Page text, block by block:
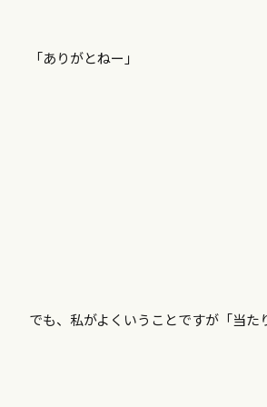
「ありがとねー」
でも、私がよくいうことですが「当た